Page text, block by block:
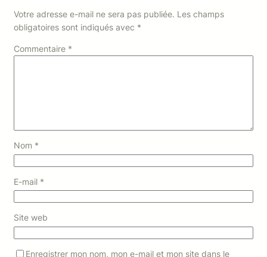
Votre adresse e-mail ne sera pas publiée. Les champs
obligatoires sont indiqués avec *
Commentaire *
Nom *
E-mail *
Site web
Enregistrer mon nom, mon e-mail et mon site dans le